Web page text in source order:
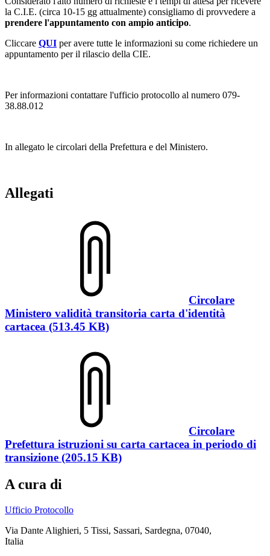
la C.I.E. (circa 10-15 gg attualmente) consigliamo di provvedere a
prendere l'appuntamento con ampio anticipo.
Cliccare QUI per avere tutte le informazioni su come richiedere un
appuntamento per il rilascio della CIE.
Per informazioni contattare l'ufficio protocollo al numero 079-
38.88.012
In allegato le circolari della Prefettura e del Ministero.
Allegati
Circolare
Ministero validità transitoria carta d'identità
cartacea (513.45 KB)
Circolare
Prefettura istruzioni su carta cartacea in periodo di
transizione (205.15 KB)
A cura di
Ufficio Protocollo
Via Dante Alighieri, 5 Tissi, Sassari, Sardegna, 07040,
Italia